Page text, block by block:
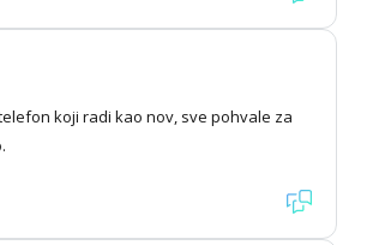
koji radi kao nov, sve pohvale za